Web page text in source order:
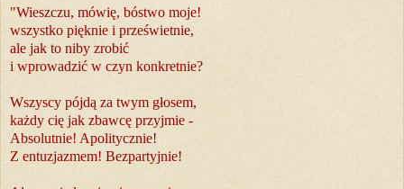
"Wieszczu, mówię, bóstwo moje!
wszystko pięknie i prześwietnie,
ale jak to niby zrobić
i wprowadzić w czyn konkretnie?
Wszyscy pójdą za twym głosem,
każdy cię jak zbawcę przyjmie -
Absolutnie! Apolitycznie!
Z entuzjazmem! Bezpartyjnie!